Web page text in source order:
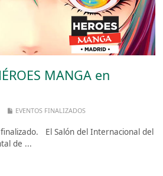
MANGA en
EVENTOS FINALIZADOS
El Salón del Internacional del
de ...